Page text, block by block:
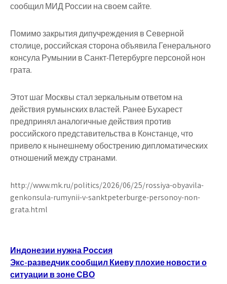
сообщил МИД России на своем сайте.
Помимо закрытия дипучреждения в Северной
столице, российская сторона объявила Генерального
консула Румынии в Санкт-Петербурге персоной нон
грата.
Этот шаг Москвы стал зеркальным ответом на
действия румынских властей. Ранее Бухарест
предпринял аналогичные действия против
российского представительства в Констанце, что
привело к нынешнему обострению дипломатических
отношений между странами.
http://www.mk.ru/politics/2026/06/25/rossiya-obyavila-
genkonsula-rumynii-v-sanktpeterburge-personoy-non-
grata.html
Навигация
по
Индонезии нужна Россия
Экс-разведчик сообщил Киеву плохие новости о
ситуации в зоне СВО